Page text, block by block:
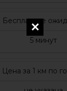
Бесплатное
5 минут
Цена за 1 км по